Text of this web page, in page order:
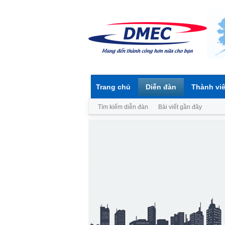
Trang chủ Diễn đàn
Tìm kiếm diễn đàn Bài viết gần đây
Thành